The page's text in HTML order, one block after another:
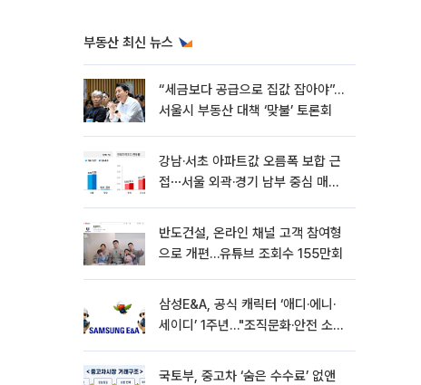
부동산 최신 뉴스
“세금보다 공급으로 집값 잡아야”…
서울시 부동산 대책 ‘맞불’ 토론회
강남·서초 아파트값 오름폭 보합 근
접⋯서울 외곽·경기 남부 중심 매수
반도건설, 온라인 채널 고객 참여형
으로 개편…유튜브 조회수 155만회
삼성E&A, 공식 캐릭터 ‘애디·에니·
세이디’ 1주년…"조직문화·안전 소통
국토부, 중고차 ‘숨은 수수료’ 없앤